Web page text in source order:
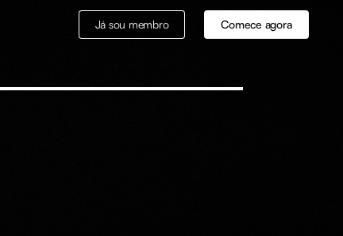
Já sou membro Comece agora